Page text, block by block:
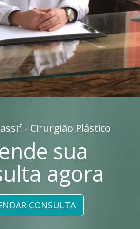
- Cirurgião Plástico
sua
agora
CONSULTA